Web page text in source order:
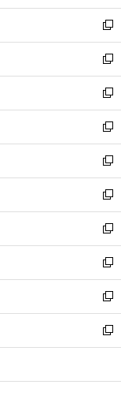
開
く
ウ
で
開
く
ン
ド
ウ
で
開
く
ウ
ィ
ン
ド
ウ
で
開
く
新
し
い
ウ
ィ
ン
ド
ウ
で
開
く
新
し
い
ウ
ィ
ン
ド
ウ
で
開
く
新
し
い
ウ
ィ
ン
ド
ウ
で
開
く
新
し
い
ウ
ィ
ン
ド
ウ
で
開
く
新
し
い
ウ
ィ
ン
ド
ウ
で
開
く
新
し
い
ウ
ィ
ン
ド
ウ
で
開
新
し
い
ウ
ィ
ン
ド
ウ
開
新
し
い
ウ
ィ
ン
ウ
新
し
い
ウ
ン
新
し
ウ